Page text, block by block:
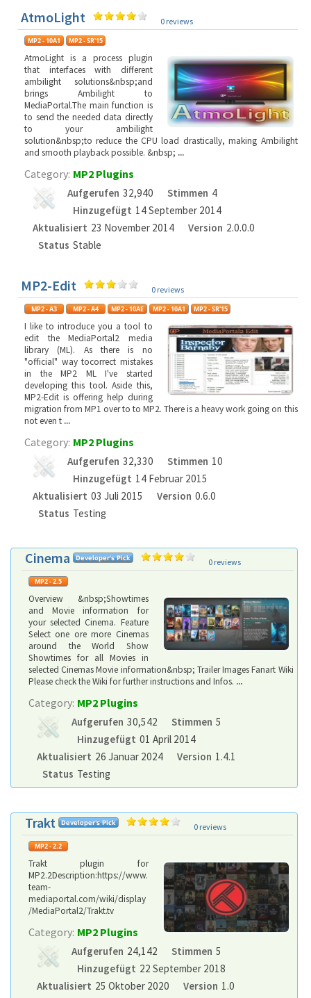
AtmoLight 0 reviews
AtmoLight is a process plugin
that interfaces with different
ambilight solutions&nbsp;and
brings Ambilight to
MediaPortal.The main function is
to send the needed data directly
to your ambilight
solution&nbsp;to reduce the CPU load drastically, making Ambilight
and smooth playback possible. &nbsp; ...
Category: MP2 Plugins
Aufgerufen 32,940 Stimmen 4
Hinzugefügt 14 September 2014
Aktualisiert 23 November 2014 Version 2.0.0.0
Status Stable
MP2-Edit 0 reviews
I like to introduce you a tool to
edit the MediaPortal2 media
library (ML). As there is no
"official" way tocorrect mistakes
in the MP2 ML I've started
developing this tool. Aside this,
MP2-Edit is offering help during
migration from MP1 over to to MP2. There is a heavy work going on this
not even t ...
Category: MP2 Plugins
Aufgerufen 32,330 Stimmen 10
Hinzugefügt 14 Februar 2015
Aktualisiert 03 Juli 2015 Version 0.6.0
Status Testing
Cinema 0 reviews
Overview &nbsp;Showtimes
and Movie information for
your selected Cinema. Feature
Select one ore more Cinemas
around the World Show
Showtimes for all Movies in
selected Cinemas Movie information&nbsp; Trailer Images Fanart Wiki
Please check the Wiki for further instructions and Infos. ...
Category: MP2 Plugins
Aufgerufen 30,542 Stimmen 5
Hinzugefügt 01 April 2014
Aktualisiert 26 Januar 2024 Version 1.4.1
Status Testing
Trakt 0 reviews
Trakt plugin for
MP2.2Description:https://www.
team-
mediaportal.com/wiki/display
/MediaPortal2/Trakt.tv
Category: MP2 Plugins
Aufgerufen 24,142 Stimmen 5
Hinzugefügt 22 September 2018
Aktualisiert 25 Oktober 2020 Version 1.0